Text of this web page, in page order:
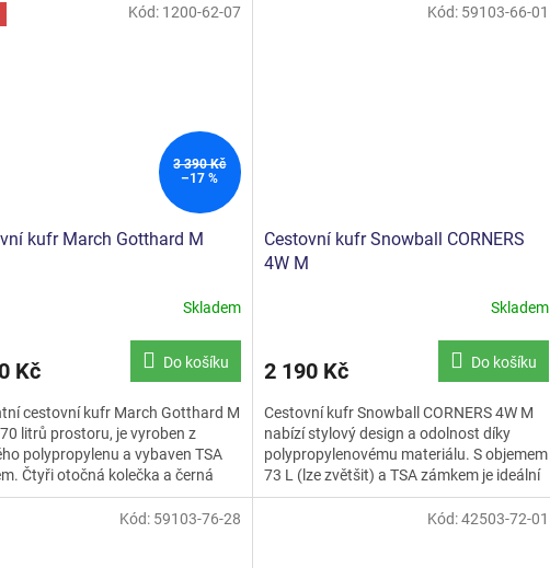
3 390 Kč
–17 %
kufr March Gotthard M
Skladem
Kč Do košíku
cestovní kufr March Gotthard M
litrů prostoru, je vyroben z
polypropylenu a vybaven TSA
Čtyři otočná kolečka a černá
něj činí...
Kód: 1200-62-07
Cestovní kufr Snowball CORNERS
4W M
Skladem
2 190 Kč Do košíku
Cestovní kufr Snowball CORNERS 4W M
nabízí stylový design a odolnost díky
polypropylenovému materiálu. S objemem
73 L (lze zvětšit) a TSA zámkem je ideální
pro bezpečné...
Kód: 59103-66-01
Kód: 59103-76-28 Kód:42503-72-01